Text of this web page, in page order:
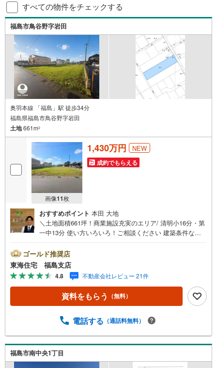
すべての物件をチェックする
福島市鳥谷野字岩田
奥羽本線 「福島」駅 徒歩34分
福島県福島市鳥谷野字岩田
土地661m2
画像11枚
1,430万円 NEW
成約でもらえる
おすすめポイント 本田 大地
＼土地面積661坪！商業施設充実のエリア/ 清明小16分・第
一中13分 使い方いろいろ！ご相談ください 建築条件なし
フが中心で、地元を熟知した暮らし目線のご提案が強み。
Google口コミでも 4.7の高評価をいただいています！実際
のお客様の声も、ぜひ参考になさってください。＼住宅ロ
ーンのご相談は無料です！/「通るかな…？」と不安な段階
でも大丈夫です。自己資金が少ない方のご相談実績もあり
ます。無理な営業はいたしません。ライフプランシミュレ
す！ 小さなお子様連れも大歓迎です！店内にはキッズスペ
ども対応可能です。泣いてしまっても大丈夫ですので、安
心してご来店くださいね。ご相談だけでも大歓迎です！迷
っている今だからこそ、ぜひ一度お話ししてみませんか？
ゴールド推奨店
東海住宅 福島支店
4.8 不動産会社レビュー 21件
資料をもらう （無料）
電話する （通話料無料）
福島市南中央1丁目